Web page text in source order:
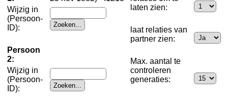
Wijzig in
(Persoon-
ID):
Persoon
2:
Wijzig in
(Persoon-
ID):
laten zien:
laat relaties van
partner zien:
Max. aantal te
controleren
generaties: